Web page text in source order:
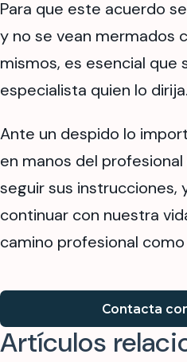
Para que este acuerdo
y no se vean mermados
mismos, es esencial que
especialista quien lo dirija.
Ante un despido lo
en manos del
seguir sus instrucciones,
continuar con nuestra
camino profesional
Contacta
Artículos